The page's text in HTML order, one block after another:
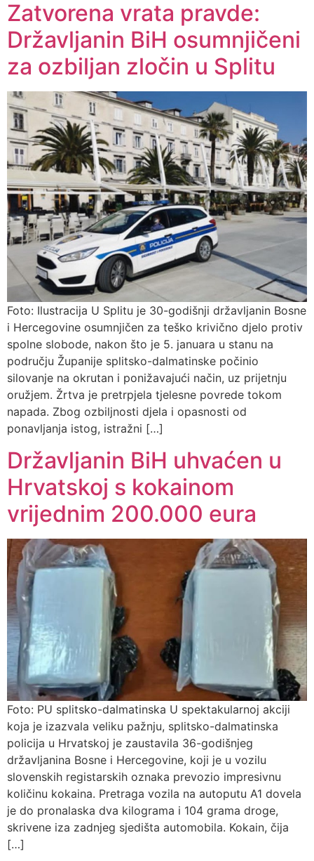
Zatvorena vrata pravde:
Državljanin BiH osumnjičeni
za ozbiljan zločin u Splitu
Foto: Ilustracija U Splitu je 30-godišnji državljanin Bosne
i Hercegovine osumnjičen za teško krivično djelo protiv
spolne slobode, nakon što je 5. januara u stanu na
području Županije splitsko-dalmatinske počinio
silovanje na okrutan i ponižavajući način, uz prijetnju
oružjem. Žrtva je pretrpjela tjelesne povrede tokom
napada. Zbog ozbiljnosti djela i opasnosti od
ponavljanja istog, istražni […]
Državljanin BiH uhvaćen u
Hrvatskoj s kokainom
vrijednim 200.000 eura
Foto: PU splitsko-dalmatinska U spektakularnoj akciji
koja je izazvala veliku pažnju, splitsko-dalmatinska
policija u Hrvatskoj je zaustavila 36-godišnjeg
državljanina Bosne i Hercegovine, koji je u vozilu
slovenskih registarskih oznaka prevozio impresivnu
količinu kokaina. Pretraga vozila na autoputu A1 dovela
je do pronalaska dva kilograma i 104 grama droge,
skrivene iza zadnjeg sjedišta automobila. Kokain, čija
[…]